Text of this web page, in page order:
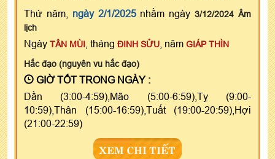
Thứ năm, ngày 2/1/2025nhằm ngày3/12/2024 Âm
lịch
Ngày TÂN MÙI , tháng ĐINH SỬU , năm GIÁP THÌN
Hắc đạo (nguyên vu hắc đạo)
GIỜ TỐT TRONG NGÀY :
Dần (3:00-4:59),Mão (5:00-6:59),Tỵ (9:00-
10:59),Thân (15:00-16:59),Tuất (19:00-20:59),Hợi
(21:00-22:59)
XEM CHI TIẾT